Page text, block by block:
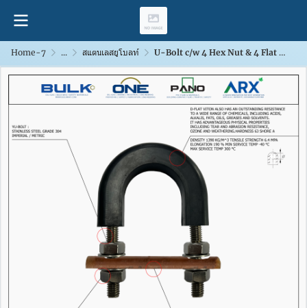
Home-7 ... สแตนเลสยูโบลท์ U-Bolt c/w 4 Hex Nut & 4 Flat Washers [SS304] With D-Flat